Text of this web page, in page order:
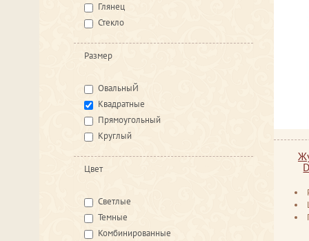
Глянец
Стекло
Размер
ОвальныЙ
Квадратные
Прямоугольный
Круглый
Цвет
Светлые
Темные
Комбинированные